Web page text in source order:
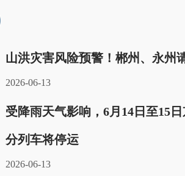
山洪灾害风险预警！郴州、永州
2026-06-13
受降雨天气影响，6月14日至15
分列车将停运
2026-06-13